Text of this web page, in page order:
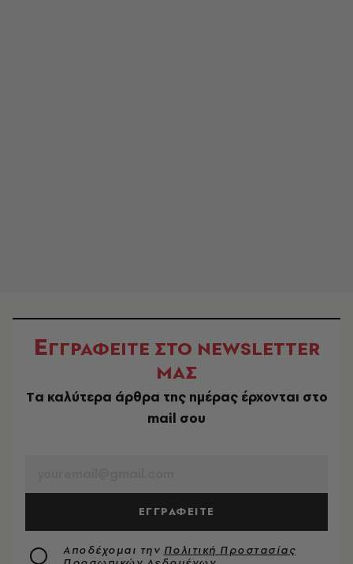
ΕΓΓΡΑΦΕΙΤΕ ΣΤΟ NEWSLETTER
ΜΑΣ
Tα καλύτερα άρθρα της ημέρας έρχονται στο
mail σου
ΕΓΓΡΑΦΕΙΤΕ
Αποδέχομαι την Πολιτική Προστασίας